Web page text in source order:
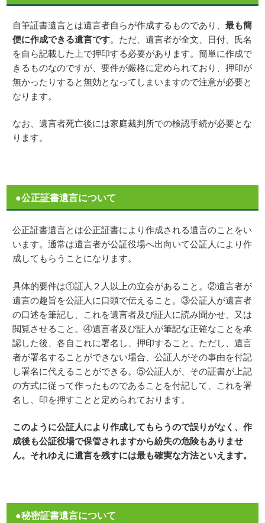
自筆証書遺言とは遺言者自らが作成するものであり、最も簡
便に作成できる遺言です。ただ、遺言者が全文、日付、氏名
を自ら記載した上で押印する必要があります。簡単に作成で
きるものなのですが、要件が厳格に定められており、押印が
無かったりすると無効となってしまいますので注意が必要と
なります。
なお、遺言者死亡後には家庭裁判所での検認手続が必要とな
ります。
●公正証書遺言について
公正証書遺言とは公正証書により作成される遺言のことをい
います。通常は遺言者が公証役場へ出向いて公証人により作
成してもらうことになります。
具体的要件は①証人２人以上の立会があること。②遺言者が
遺言の趣旨を公証人に口頭で伝えること。③公証人が遺言者
の口述を筆記し、これを遺言者及び証人に読み聞かせ、又は
閲覧させること。④遺言者及び証人が筆記な正確なことを承
認した後、各自これに署名し、押印すること。ただし、遺言
者が署名することができない場合、公証人がその事由を付記
し署名に代えることができる。⑤公証人が、その証書が上記
の方式に従って作ったものであることを付記して、これを署
名し、印を押すことと定められております。
このように公証人により作成してもらうので誤りがなく、作
成後も公証役場で保管されますから紛失の危険もありませ
ん。それゆえに遺言を残すには最も確実な方法といえます。
●秘密証書遺言について